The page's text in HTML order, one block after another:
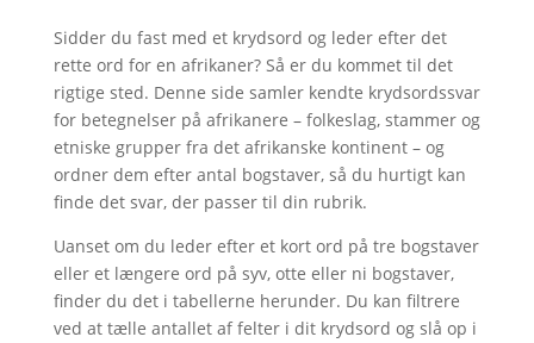
Sidder du fast med et krydsord og leder efter det
rette ord for en afrikaner? Så er du kommet til det
rigtige sted. Denne side samler kendte krydsordssvar
for betegnelser på afrikanere – folkeslag, stammer og
etniske grupper fra det afrikanske kontinent – og
ordner dem efter antal bogstaver, så du hurtigt kan
finde det svar, der passer til din rubrik.
Uanset om du leder efter et kort ord på tre bogstaver
eller et længere ord på syv, otte eller ni bogstaver,
finder du det i tabellerne herunder. Du kan filtrere
ved at tælle antallet af felter i dit krydsord og slå op i